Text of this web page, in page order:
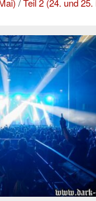
/Teil 2 (24. und 25.